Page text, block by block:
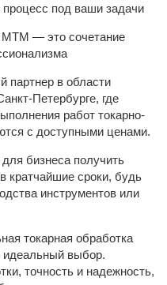
под ваши задачи
МТМ — это сочетание
в области
Петербурге, где
работ токарно-
с доступными ценами.
бизнеса получить
кратчайшие сроки, будь
инструментов или
токарная обработка
выбор.
точность и надежность,